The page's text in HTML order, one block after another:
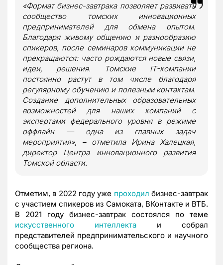
«Формат бизнес-завтрака позволяет развивать
сообщество томских инновационных
предпринимателей для обмена опытом.
Благодаря живому общению и разнообразию
спикеров, после семинаров коммуникации не
прекращаются: часто рождаются новые связи,
идеи, решения. Томские IT-компании
постоянно растут в том числе благодаря
регулярному обучению и полезным контактам.
Создание дополнительных образовательных
возможностей для наших компаний с
экспертами федерального уровня в режиме
оффлайн — одна из главных задач
мероприятия», – отметила Ирина Халецкая,
директор Центра инновационного развития
Томской области.
Отметим, в 2022 году уже проходил бизнес-завтрак
с участием спикеров из Самоката, ВКонтакте и ВТБ.
В 2021 году бизнес-завтрак состоялся по теме
искусственного интеллекта и собрал
представителей предпринимательского и научного
сообщества региона.